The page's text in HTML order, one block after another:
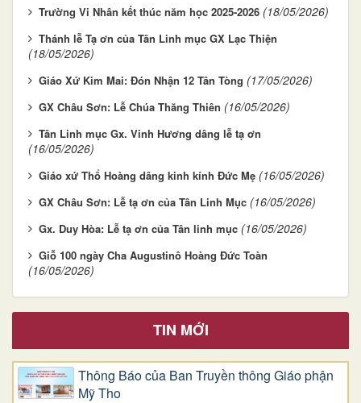
Trường Vi Nhân kết thúc năm học 2025-2026 (18/05/2026)
Thánh lễ Tạ ơn của Tân Linh mục GX Lạc Thiện
(18/05/2026)
Giáo Xứ Kim Mai: Đón Nhận 12 Tân Tòng (17/05/2026)
GX Châu Sơn: Lễ Chúa Thăng Thiên (16/05/2026)
Tân Linh mục Gx. Vinh Hương dâng lễ tạ ơn
(16/05/2026)
Giáo xứ Thổ Hoàng dâng kinh kính Đức Mẹ (16/05/2026)
GX Châu Sơn: Lễ tạ ơn của Tân Linh Mục (16/05/2026)
Gx. Duy Hòa: Lễ tạ ơn của Tân linh mục (16/05/2026)
Giỗ 100 ngày Cha Augustinô Hoàng Đức Toàn
(16/05/2026)
TIN MỚI
Thông Báo của Ban Truyền thông Giáo phận
Mỹ Tho